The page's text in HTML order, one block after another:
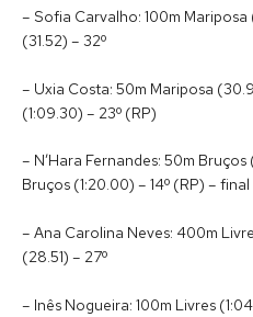
– Sofia Carvalho: 100m
(31.52) – 32º
– Uxia Costa: 50m Mariposa
(1:09.30) – 23º (RP)
– N’Hara Fernandes: 50m Bruços
Bruços (1:20.00) – 14º (RP) – final
– Ana Carolina Neves: 400m
(28.51) – 27º
– Inês Nogueira: 100m Livres